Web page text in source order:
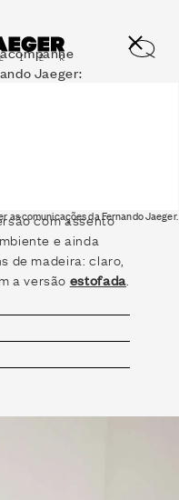
bem trabalhada e
com assento
e ainda
de madeira: claro,
a versão estofada.
Jaeger:
as comunicações da Fernando Jaeger.